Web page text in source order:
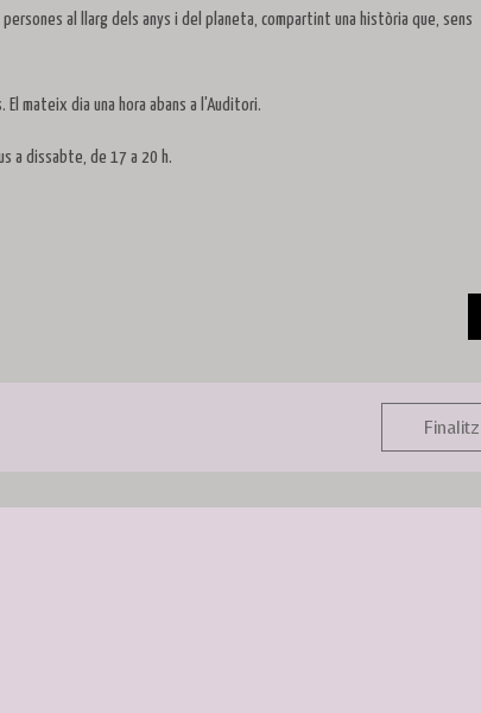
al llarg dels anys i del planeta, compartint una història que, sens
El mateix dia una hora abans a l'Auditori.
a dissabte, de 17 a 20 h.